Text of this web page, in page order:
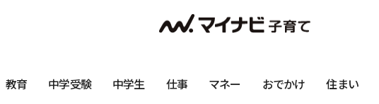
教育 中学受験 中学生 仕事 マネー おでかけ 住まい